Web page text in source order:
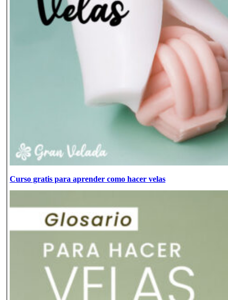
Curso gratis para aprender como hacer velas